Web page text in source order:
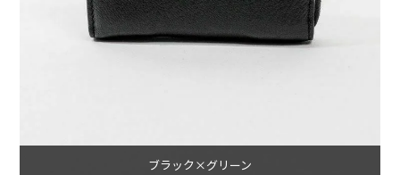
ブラック×グリーン